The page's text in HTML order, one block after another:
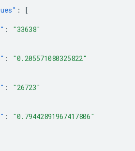
:
[
:
"33638"
:
"0.205571080325822"
:
"26723"
:
"0.79442891967417806"